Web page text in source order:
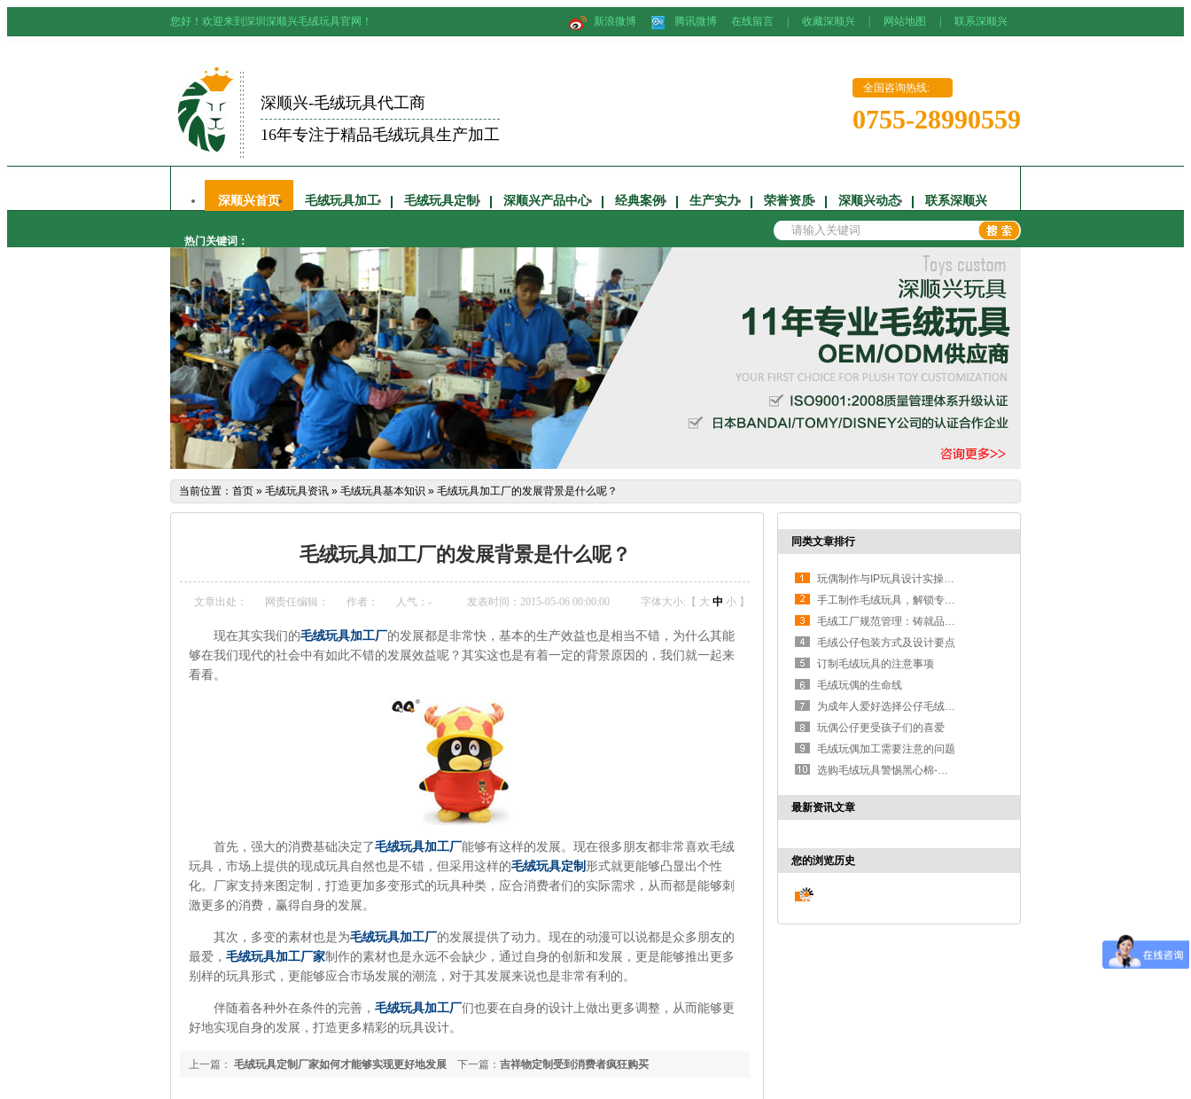
新浪微博 腾讯微博 在线留言 收藏深顺兴 网站地图 联系深顺兴
您好！欢迎来到深圳深顺兴毛绒玩具官网！
全国咨询热线:
0755-28990559
深顺兴-毛绒玩具代工商
16年专注于精品毛绒玩具生产加工
深顺兴首页 毛绒玩具加工 毛绒玩具定制 深顺兴产品中心 经典案例 生产实力 荣誉资质 深顺兴动态 联系深顺兴
热门关键词：
当前位置： 首页 » 毛绒玩具资讯 » 毛绒玩具基本知识 » 毛绒玩具加工厂的发展背景是什么呢？
毛绒玩具加工厂的发展背景是什么呢？
文章出处： 网责任编辑： 作者： 人气： - 发表时间：2015-05-06 00:00:00 字体大小:【 大 中 小 】
现在其实我们的毛绒玩具加工厂的发展都是非常快，基本的生产效益也是相当不错，为什么其能
够在我们现代的社会中有如此不错的发展效益呢？其实这也是有着一定的背景原因的，我们就一起来
看看。
首先，强大的消费基础决定了毛绒玩具加工厂能够有这样的发展。现在很多朋友都非常喜欢毛绒
玩具，市场上提供的现成玩具自然也是不错，但采用这样的毛绒玩具定制 形式就更能够凸显出个性
化。厂家支持来图定制，打造更加多变形式的玩具种类，应合消费者们的实际需求，从而都是能够刺
激更多的消费，赢得自身的发展。
其次，多变的素材也是为毛绒玩具加工厂的发展提供了动力。现在的动漫可以说都是众多朋友的
最爱， 毛绒玩具加工厂家制作的素材也是永远不会缺少，通过自身的创新和发展，更是能够推出更多
别样的玩具形式，更能够应合市场发展的潮流，对于其发展来说也是非常有利的。
伴随着各种外在条件的完善， 毛绒玩具加工厂们也要在自身的设计上做出更多调整，从而能够更
好地实现自身的发展，打造更多精彩的玩具设计。
下一篇： 吉祥物定制受到消费者疯狂购买
上一篇： 毛绒玩具定制厂家如何才能够实现更好地发展
同类文章排行
玩偶制作与IP玩具设计实操要点
手工制作毛绒玩具，解锁专属玩偶温度
毛绒工厂规范管理：铸就品质与信赖的基石
毛绒公仔包装方式及设计要点
订制毛绒玩具的注意事项
毛绒玩偶的生命线
为成年人爱好选择公仔毛绒玩具制作
玩偶公仔更受孩子们的喜爱
毛绒玩偶加工需要注意的问题
选购毛绒玩具警惕黑心棉-黑心棉辨别
最新资讯文章
您的浏览历史